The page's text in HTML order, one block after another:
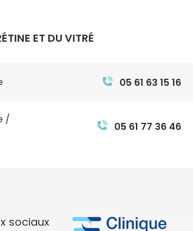
ET DU VITRÉ
05 61 63 15 16
/
05 61 77 36 46
sociaux